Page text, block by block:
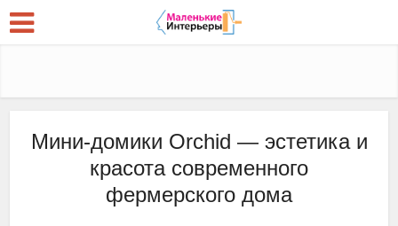
Мини-домики Orchid — эстетика и
красота современного
фермерского дома